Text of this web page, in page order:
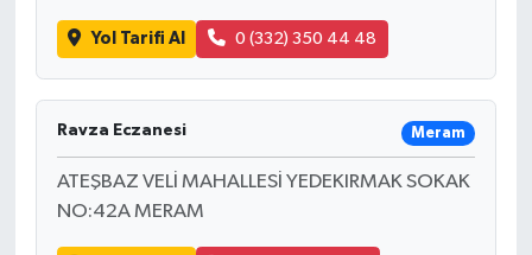
Yol Tarifi Al 0 (332) 350 44 48
Ravza Eczanesi Meram
ATEŞBAZ VELİ MAHALLESİ YEDEKIRMAK SOKAK
NO:42A MERAM